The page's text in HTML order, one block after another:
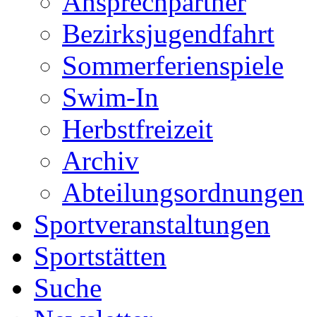
Bezirksjugendfahrt
Sommerferienspiele
Swim-In
Herbstfreizeit
Archiv
Abteilungsordnungen
Sportveranstaltungen
Sportstätten
Suche